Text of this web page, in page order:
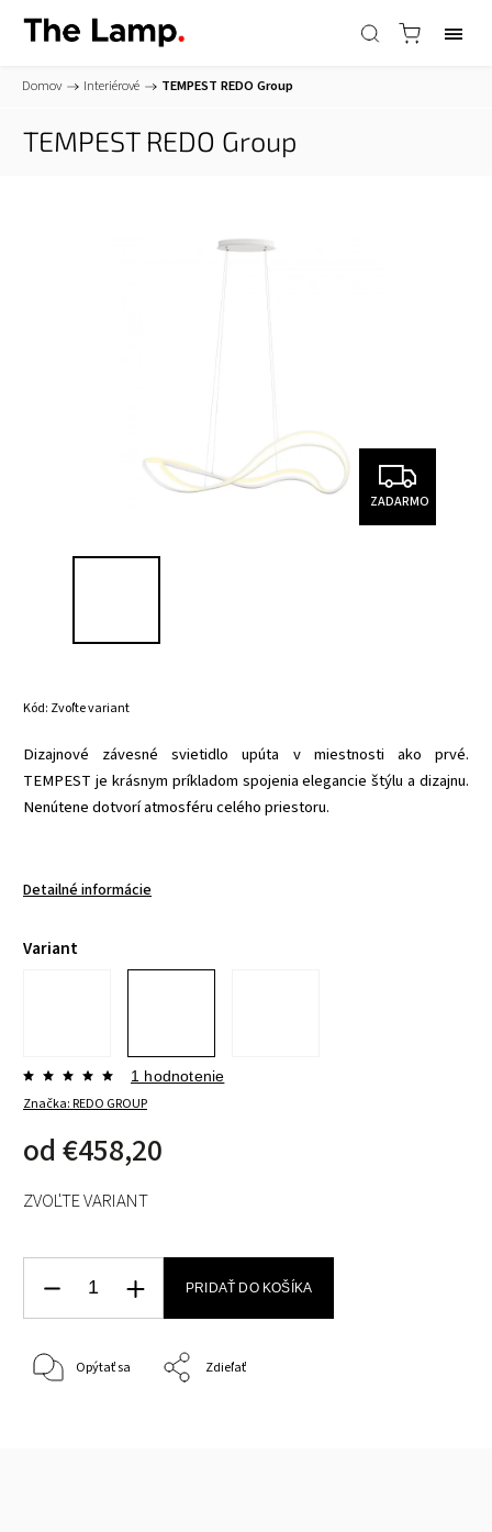
Domov / Interiérové / TEMPEST REDO Group
TEMPEST REDO Group
ZADARMO
Kód: Zvoľte variant
Dizajnové závesné svietidlo upúta v miestnosti ako prvé.
TEMPEST je krásnym príkladom spojenia elegancie štýlu a dizajnu.
Nenútene dotvorí atmosféru celého priestoru.
Detailné informácie
Variant
Značka:REDO GROUP
1 hodnotenie
od €458,20
ZVOĽTE VARIANT
PRIDAŤ DO KOŠÍKA
Opýtať sa Zdieľať